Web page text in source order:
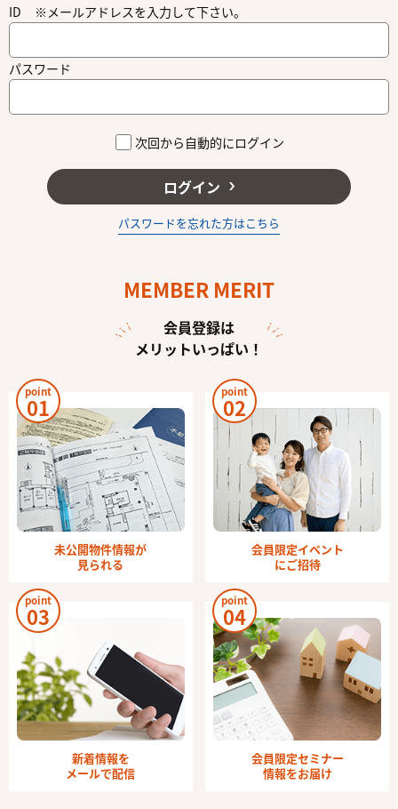
ID ※メールアドレスを入力して下さい。
パスワード
次回から自動的にログイン
ログイン
パスワードを忘れた方はこちら
MEMBER MERIT
会員登録は
メリットいっぱい！
point
01
未公開物件情報が
見られる
point
02
会員限定イベント
にご招待
point
03
新着情報を
メールで配信
point
04
会員限定セミナー
情報をお届け